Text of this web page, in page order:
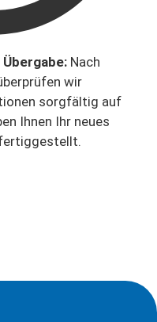
Nach
wir
sorgfältig auf
Ihnen Ihr neues